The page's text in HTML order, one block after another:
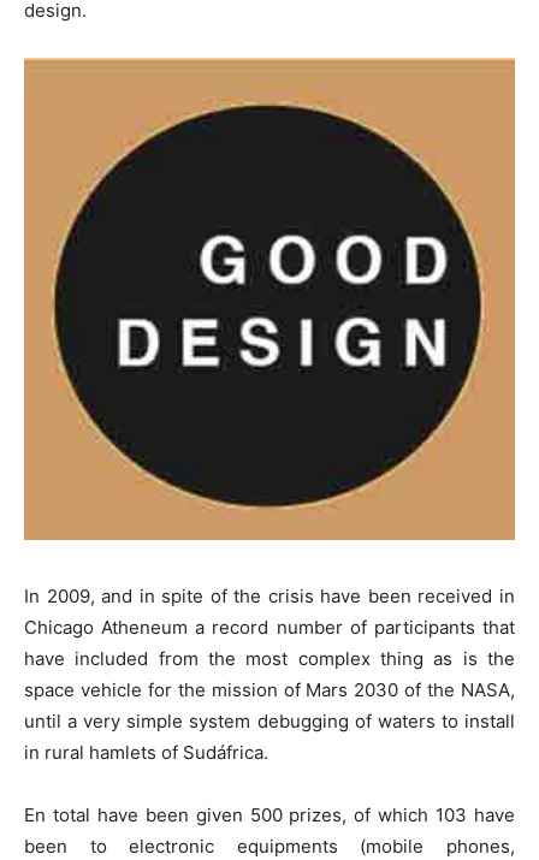
design.
In 2009, and in spite of the crisis have been received in
Chicago Atheneum a record number of participants that
have included from the most complex thing as is the
space vehicle for the mission of Mars 2030 of the NASA,
until a very simple system debugging of waters to install
in rural hamlets of Sudáfrica.
En total have been given 500 prizes, of which 103 have
been to electronic equipments (mobile phones,